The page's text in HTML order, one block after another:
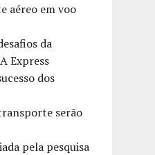
aéreo em voo
da
Express
dos
serão
pela pesquisa